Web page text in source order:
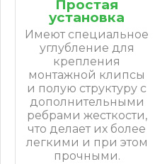
Простая
установка
Имеют специальное
углубление для
крепления
монтажной клипсы
и полую структуру с
дополнительными
ребрами жесткости,
что делает их более
легкими и при этом
прочными.